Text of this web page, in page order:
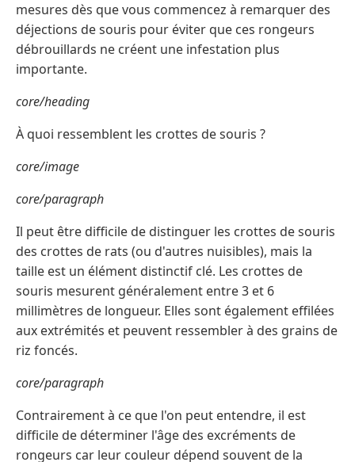
mesures dès que vous commencez à remarquer des
déjections de souris pour éviter que ces rongeurs
débrouillards ne créent une infestation plus
importante.
core/heading
À quoi ressemblent les crottes de souris ?
core/image
core/paragraph
Il peut être difficile de distinguer les crottes de souris
des crottes de rats (ou d'autres nuisibles), mais la
taille est un élément distinctif clé. Les crottes de
souris mesurent généralement entre 3 et 6
millimètres de longueur. Elles sont également effilées
aux extrémités et peuvent ressembler à des grains de
riz foncés.
core/paragraph
Contrairement à ce que l'on peut entendre, il est
difficile de déterminer l'âge des excréments de
rongeurs car leur couleur dépend souvent de la